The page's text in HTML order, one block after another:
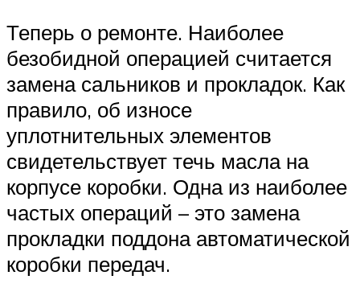
Теперь о ремонте. Наиболее
безобидной операцией считается
замена сальников и прокладок. Как
правило, об износе
уплотнительных элементов
свидетельствует течь масла на
корпусе коробки. Одна из наиболее
частых операций – это замена
прокладки поддона автоматической
коробки передач.